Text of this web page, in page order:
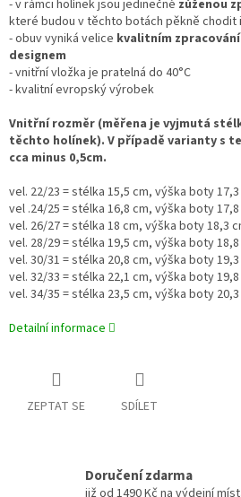
- v rámci holínek jsou jedinečné zúženou
které budou v těchto botách pěkně chodit
- obuv vyniká velice kvalitním
designem
- vnitřní vložka je pratelná do 40°C
- kvalitní evropský výrobek
Vnitřní rozměr (měřena je vyjmutá
těchto holínek). V případě varianty s
cca minus 0,5cm.
vel. 22/23 = stélka 15,5 cm, výška boty
vel .24/25 = stélka 16,8 cm, výška boty
vel. 26/27 = stélka 18 cm, výška boty 18,3
vel. 28/29 = stélka 19,5 cm, výška boty
vel. 30/31 = stélka 20,8 cm, výška boty
vel. 32/33 = stélka 22,1 cm, výška boty
vel. 34/35 = stélka 23,5 cm, výška boty
Detailní informace
ZEPTAT SE SDÍLET
Doručení zdarma